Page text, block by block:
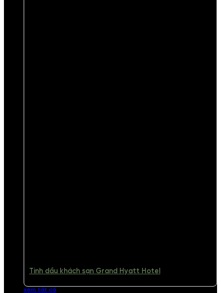
Tinh dầu khách sạn Grand Hyatt Hotel
xem tất cả